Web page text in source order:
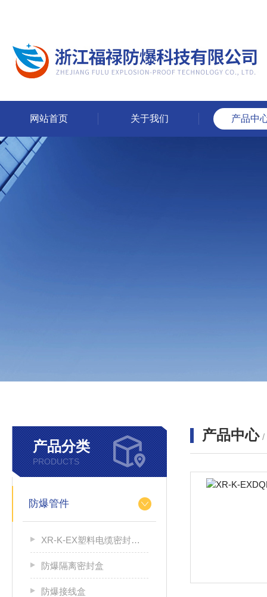
网站首页 关于我们 产品中
产品分类
PRODUCTS
防爆管件
XR-K-EX塑料电缆密封接头
防爆隔离密封盒
防爆接线盒
产品中心 /